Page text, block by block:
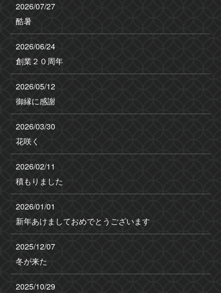
2026/07/27
酷暑
2026/06/24
創業２０周年
2026/05/12
御縁に感謝
2026/03/30
花咲く
2026/02/11
積もりました
2026/01/01
新年あけましておめでとうございます
2025/12/07
冬が来た
2025/10/29